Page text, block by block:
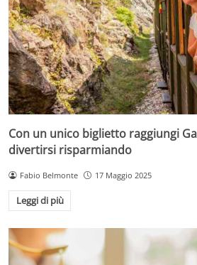
Con un unico biglietto raggiungi
divertirsi risparmiando
Fabio Belmonte 17 Maggio 2025
Leggi di più